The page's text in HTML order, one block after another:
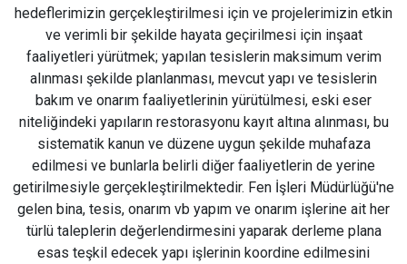
hedeflerimizin gerçekleştirilmesi için ve projelerimizin etkin
ve verimli bir şekilde hayata geçirilmesi için inşaat
faaliyetleri yürütmek; yapılan tesislerin maksimum verim
alınması şekilde planlanması, mevcut yapı ve tesislerin
bakım ve onarım faaliyetlerinin yürütülmesi, eski eser
niteliğindeki yapıların restorasyonu kayıt altına alınması, bu
sistematik kanun ve düzene uygun şekilde muhafaza
edilmesi ve bunlarla belirli diğer faaliyetlerin de yerine
getirilmesiyle gerçekleştirilmektedir. Fen İşleri Müdürlüğü'ne
gelen bina, tesis, onarım vb yapım ve onarım işlerine ait her
türlü taleplerin değerlendirmesini yaparak derleme plana
esas teşkil edecek yapı işlerinin koordine edilmesini